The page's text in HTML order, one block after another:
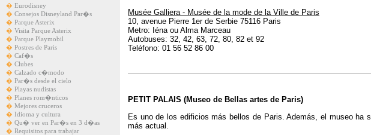
� Eurodisney
� Consejos Disneyland Par�s
� Parque Asterix
� Visita Parque Asterix
� Parque Playmobil
� Postres de Paris
� Caf�s
� Clubes
� Calzado c�modo
� Par�s desde el cielo
� Playas nudistas
� Planes rom�nticos
� Mejores cruceros
� Idioma y cultura
� Qu� ver en Par�s en 3 d�as
� Requisitos para trabajar
Musée Galliera - Musée de la mode de la Ville de Paris
10, avenue Pierre 1er de Serbie 75116 Paris
Metro: Iéna ou Alma Marceau
Autobuses: 32, 42, 63, 72, 80, 82 et 92
Teléfono: 01 56 52 86 00
PETIT PALAIS (Museo de Bellas artes de Paris)
Es uno de los edificios más bellos de Paris. Además, el museo ha
más actual.